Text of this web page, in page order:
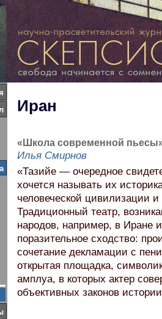
Иран
«Школа современной
Илья Смирнов
«Тазийе — очередное
хочется называть их
человеческой цивилизации
Традиционный театр,
народов, например, в Иране
поразительное сходство:
сочетание декламации с
открытая площадка,
амплуа, в которых актер
объективных законов